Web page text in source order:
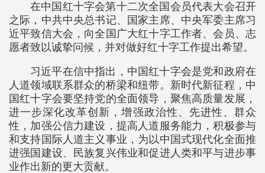
在中国红十字会第十二次全国会员代表大会召开
之际，中共中央总书记、国家主席、中央军委主席习
近平致信大会，向全国广大红十字工作者、会员、志
愿者致以诚挚问候，并对做好红十字工作提出希望。
习近平在信中指出，中国红十字会是党和政府在
人道领域联系群众的桥梁和纽带。新时代新征程，中
国红十字会要坚持党的全面领导，聚焦高质量发展，
进一步深化改革创新，增强政治性、先进性、群众
性，加强公信力建设，提高人道服务能力，积极参与
和支持国际人道主义事业，为以中国式现代化全面推
进强国建设、民族复兴伟业和促进人类和平与进步事
业作出新的更大贡献。